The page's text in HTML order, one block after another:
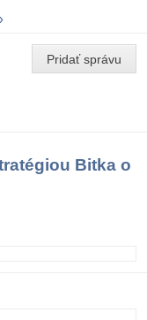
Pridať správu
Bitka o